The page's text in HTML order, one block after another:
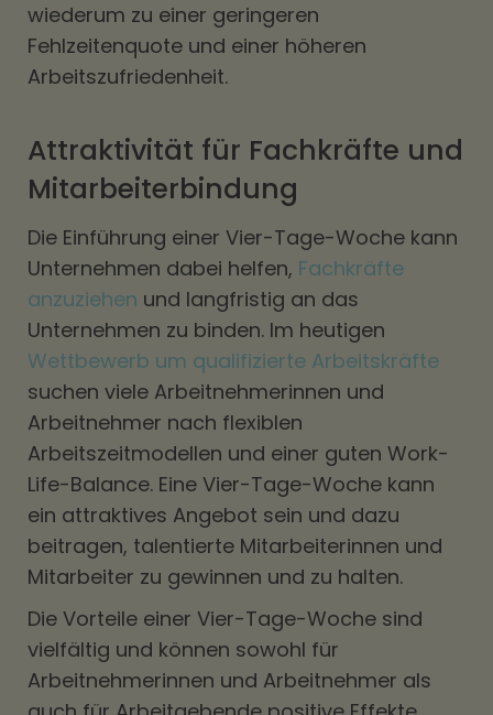
wiederum zu einer geringeren
Fehlzeitenquote und einer höheren
Arbeitszufriedenheit.
Attraktivität für Fachkräfte und
Mitarbeiterbindung
Die Einführung einer Vier-Tage-Woche kann
Unternehmen dabei helfen, Fachkräfte
anzuziehen und langfristig an das
Unternehmen zu binden. Im heutigen
Wettbewerb um qualifizierte Arbeitskräfte
suchen viele Arbeitnehmerinnen und
Arbeitnehmer nach flexiblen
Arbeitszeitmodellen und einer guten Work-
Life-Balance. Eine Vier-Tage-Woche kann
ein attraktives Angebot sein und dazu
beitragen, talentierte Mitarbeiterinnen und
Mitarbeiter zu gewinnen und zu halten.
Die Vorteile einer Vier-Tage-Woche sind
vielfältig und können sowohl für
Arbeitnehmerinnen und Arbeitnehmer als